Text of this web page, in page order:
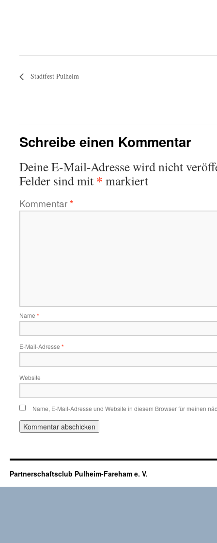
Stadtfest Pulheim
Schreibe einen Kommentar
Deine E-Mail-Adresse wird nicht
Felder sind mit * markiert
Kommentar*
Name *
E-Mail-Adresse *
Website
Name, E-Mail-Adresse und Website in diesem Browser für meinen
Partnerschaftsclub Pulheim-Fareham e. V.